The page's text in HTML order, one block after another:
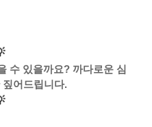
수 있을까요? 까다로운 심
어드립니다.